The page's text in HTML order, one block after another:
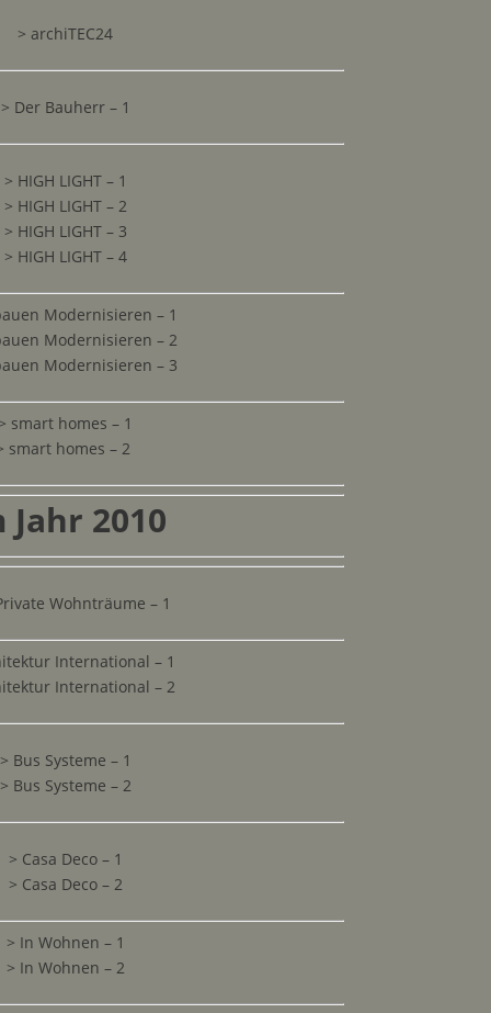
> archiTEC24
> Der Bauherr – 1
> HIGH LIGHT – 1
> HIGH LIGHT – 2
> HIGH LIGHT – 3
> HIGH LIGHT – 4
Modernisieren – 1
Modernisieren – 2
Modernisieren – 3
> smart homes – 1
smart homes – 2
Jahr 2010
Wohnträume – 1
International – 1
International – 2
> Bus Systeme – 1
> Bus Systeme – 2
> Casa Deco – 1
> Casa Deco – 2
> In Wohnen – 1
> In Wohnen – 2